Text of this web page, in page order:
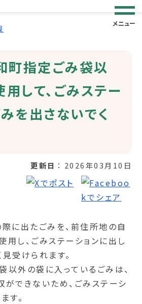
メニュー
町指定ごみ袋以
して、ごみステー
を出さないでく
更新日 2026年03月10日
に出たごみを、前住所地の自
し、ごみステーションに出し
受けられます。
外の袋に入っているごみは、
できないため、ごみステーシ
す。